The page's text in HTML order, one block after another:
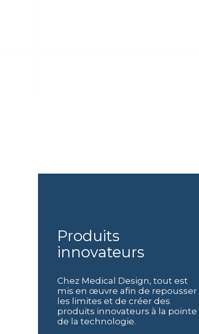
Produits
innovateurs
Chez Medical Design, tout est
mis en œuvre afin de repousser
les limites et de créer des
produits innovateurs à la pointe
de la technologie.